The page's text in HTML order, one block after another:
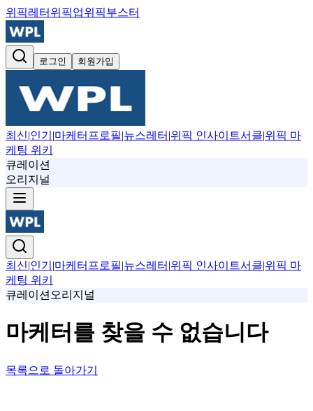
위픽레터 위픽업위픽부스터
로그인 회원가입
최신|인기 |마케터프로필|뉴스레터 |위픽 인사이트서클|위픽 마
케팅 위키
큐레이션
오리지널
최신|인기 |마케터프로필|뉴스레터 |위픽 인사이트서클|위픽 마
케팅 위키
큐레이션 오리지널
마케터를 찾을 수 없습니다
목록으로 돌아가기